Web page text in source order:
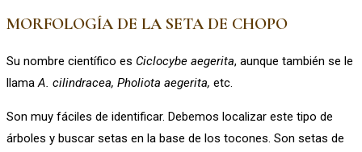
MORFOLOGÍA DE LA SETA DE CHOPO
Su nombre científico es Ciclocybe aegerita, aunque también se le
llamaA. cilindracea, Pholiota aegerita, etc.
Son muy fáciles de identificar. Debemos localizar este tipo de
árboles y buscar setas en la base de los tocones. Son setas de